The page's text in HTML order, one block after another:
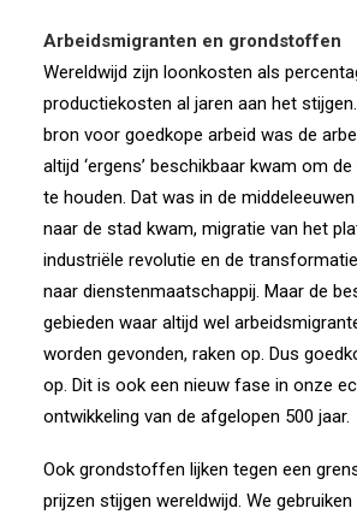
Arbeidsmigranten en grondstoffen
Wereldwijd zijn loonkosten als
productiekosten al jaren aan het
bron voor goedkope arbeid was de
altijd ‘ergens’ beschikbaar kwam om
te houden. Dat was in de
naar de stad kwam, migratie van het
industriële revolutie en de
naar dienstenmaatschappij. Maar de
gebieden waar altijd wel
worden gevonden, raken op. Dus
op. Dit is ook een nieuw fase in onze
ontwikkeling van de afgelopen 500 jaar.
Ook grondstoffen lijken tegen een
prijzen stijgen wereldwijd. We